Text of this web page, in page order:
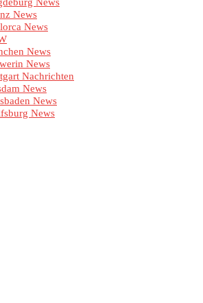
News
News
News
News
News
Nachrichten
News
News
News